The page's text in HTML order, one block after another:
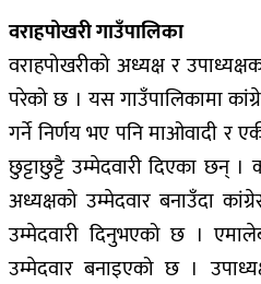
वराहपोखरी गाउँपालिका
वराहपोखरीको अध्यक्ष र
परेको छ । यस गाउँपालिकामा
गर्ने निर्णय भए पनि माओवादी र
छुट्टाछुट्टै उम्मेदवारी दिएका छन् ।
अध्यक्षको उम्मेदवार बनाउँदा
उम्मेदवारी दिनुभएको छ ।
उम्मेदवार बनाइएको छ ।